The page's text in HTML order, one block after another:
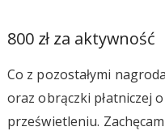
800 zł za aktywność
Co z pozostałymi
oraz obrączki płatniczej
prześwietleniu.